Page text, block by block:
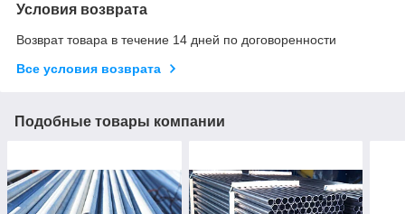
Условия возврата
Возврат товара в течение 14 дней по договоренности
Все условия возврата
Подобные товары компании